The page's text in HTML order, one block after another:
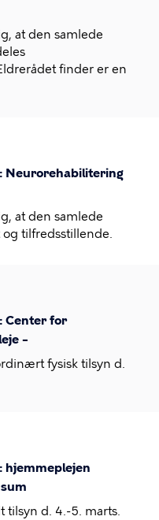
at den samlede
finder er en
Neurorehabilitering
at den samlede
tilfredsstillende.
Center for
–
fysisk tilsyn d.
hjemmeplejen
d. 4.-5. marts.